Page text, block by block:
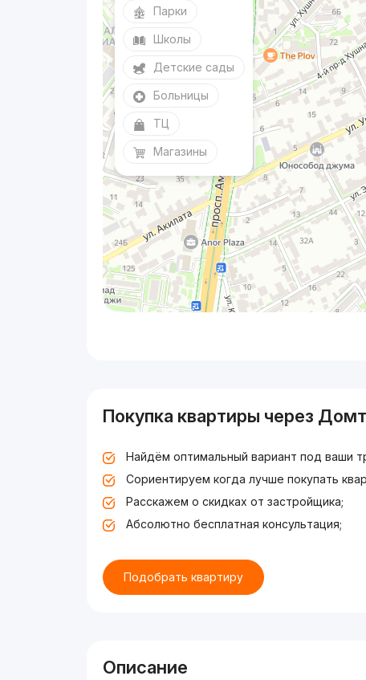
Парки
Школы
Детские сады
Больницы
ТЦ
Магазины
Покупка квартиры через
Найдём оптимальный вариант под ваши
Сориентируем когда лучше покупать
Расскажем о скидках от застройщика;
Абсолютно бесплатная консультация;
Подобрать квартиру
Описание